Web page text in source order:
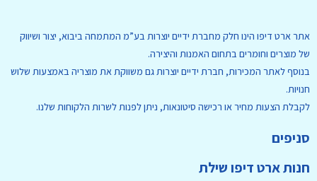
אתר ארט דיפו הינו חלק מחברת ידיים יוצרות בע”מ המתמחה ביבוא, יצור ושיווק
של מוצרים וחומרים בתחום האמנות והיצירה.
בנוסף לאתר המכירות, חברת ידיים יוצרות גם משווקת את מוצריה באמצעות שלוש
חנויות.
לקבלת הצעות מחיר או רכישה סיטונאות, ניתן לפנות לשרות הלקוחות שלנו.
סניפים
חנות ארט דיפו שילת